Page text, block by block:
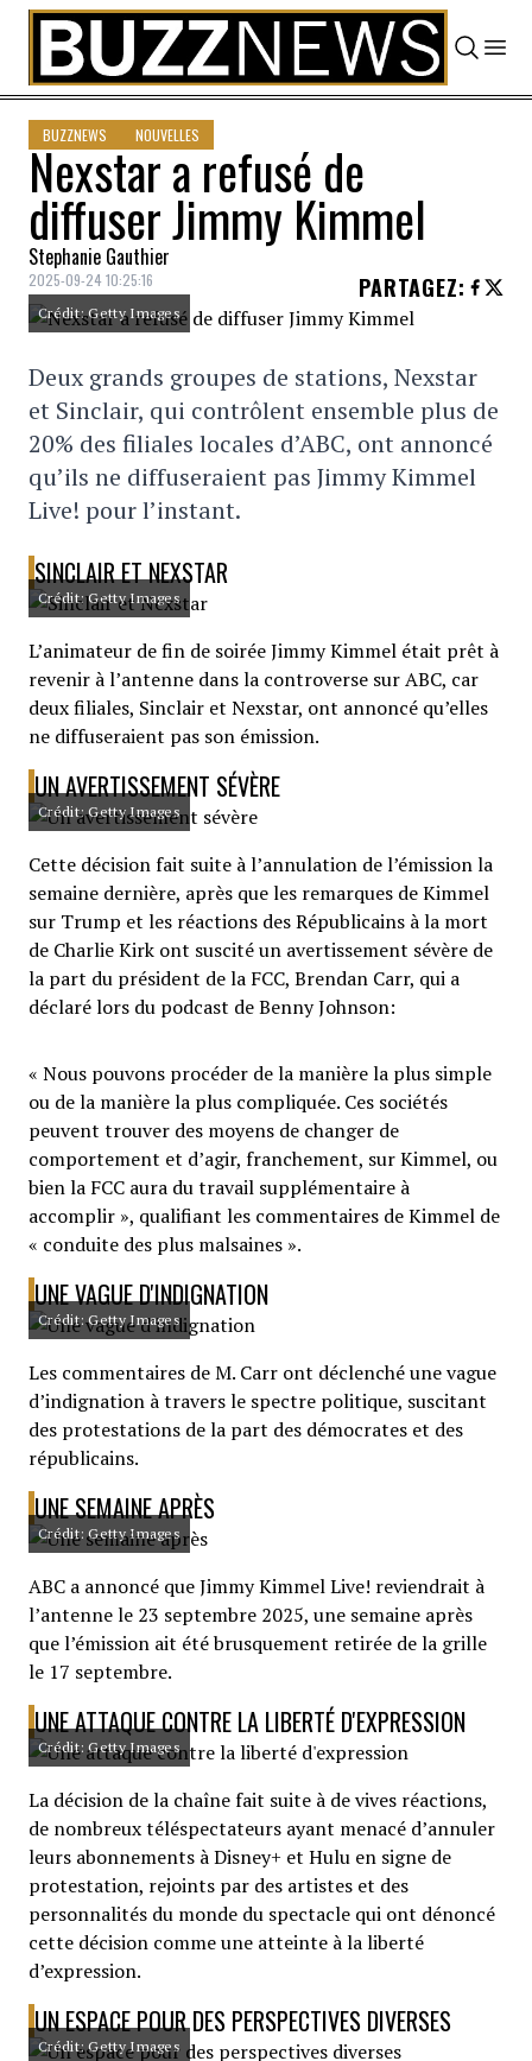
Skip to content
BUZZNEWS NOUVELLES
Nexstar a refusé de
diffuser Jimmy Kimmel
Stephanie Gauthier
2025-09-24 10:25:16 PARTAGEZ:
Crédit: Getty Images
Deux grands groupes de stations, Nexstar
et Sinclair, qui contrôlent ensemble plus de
20% des filiales locales d’ABC, ont annoncé
qu’ils ne diffuseraient pas Jimmy Kimmel
Live! pour l’instant.
SINCLAIR ET NEXSTAR
Crédit: Getty Images
L’animateur de fin de soirée Jimmy Kimmel était prêt à
revenir à l’antenne dans la controverse sur ABC, car
deux filiales, Sinclair et Nexstar, ont annoncé qu’elles
ne diffuseraient pas son émission.
UN AVERTISSEMENT SÉVÈRE
Crédit: Getty Images
Cette décision fait suite à l’annulation de l’émission la
semaine dernière, après que les remarques de Kimmel
sur Trump et les réactions des Républicains à la mort
de Charlie Kirk ont suscité un avertissement sévère de
la part du président de la FCC, Brendan Carr, qui a
déclaré lors du podcast de Benny Johnson:
« Nous pouvons procéder de la manière la plus simple
ou de la manière la plus compliquée. Ces sociétés
peuvent trouver des moyens de changer de
comportement et d’agir, franchement, sur Kimmel, ou
bien la FCC aura du travail supplémentaire à
accomplir », qualifiant les commentaires de Kimmel de
« conduite des plus malsaines ».
UNE VAGUE D'INDIGNATION
Crédit: Getty Images
Les commentaires de M. Carr ont déclenché une vague
d’indignation à travers le spectre politique, suscitant
des protestations de la part des démocrates et des
républicains.
UNE SEMAINE APRÈS
Crédit: Getty Images
ABC a annoncé que Jimmy Kimmel Live! reviendrait à
l’antenne le 23 septembre 2025, une semaine après
que l’émission ait été brusquement retirée de la grille
le 17 septembre.
UNE ATTAQUE CONTRE LA LIBERTÉ D'EXPRESSION
Crédit: Getty Images
La décision de la chaîne fait suite à de vives réactions,
de nombreux téléspectateurs ayant menacé d’annuler
leurs abonnements à Disney+ et Hulu en signe de
protestation, rejoints par des artistes et des
personnalités du monde du spectacle qui ont dénoncé
cette décision comme une atteinte à la liberté
d’expression.
UN ESPACE POUR DES PERSPECTIVES DIVERSES
Crédit: Getty Images